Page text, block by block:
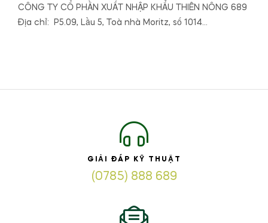
CÔNG TY CỔ PHẦN XUẤT NHẬP KHẨU THIÊN NÔNG 689
Địa chỉ: P5.09, Lầu 5, Toà nhà Moritz, số 1014…
GIẢI ĐÁP KỸ THUẬT
(0785) 888 689